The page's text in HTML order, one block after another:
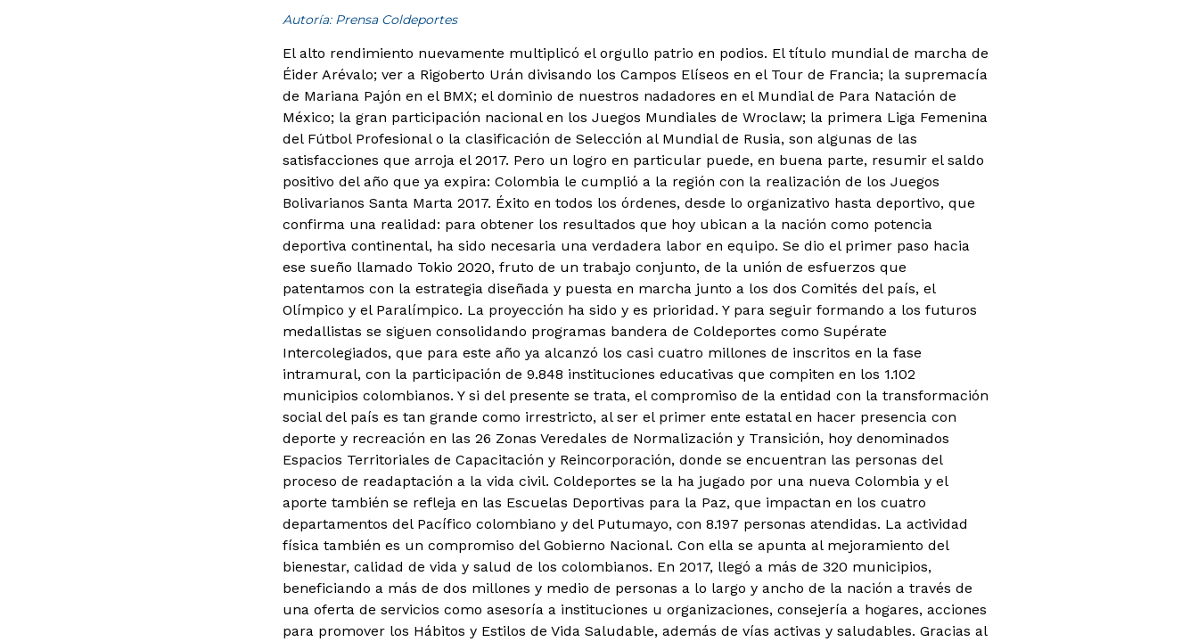
Autoría: Prensa Coldeportes
El alto rendimiento nuevamente multiplicó el orgullo patrio en podios. El título mundial de marcha de
Éider Arévalo; ver a Rigoberto Urán divisando los Campos Elíseos en el Tour de Francia; la supremacía
de Mariana Pajón en el BMX; el dominio de nuestros nadadores en el Mundial de Para Natación de
México; la gran participación nacional en los Juegos Mundiales de Wroclaw; la primera Liga Femenina
del Fútbol Profesional o la clasificación de Selección al Mundial de Rusia, son algunas de las
satisfacciones que arroja el 2017. Pero un logro en particular puede, en buena parte, resumir el saldo
positivo del año que ya expira: Colombia le cumplió a la región con la realización de los Juegos
Bolivarianos Santa Marta 2017. Éxito en todos los órdenes, desde lo organizativo hasta deportivo, que
confirma una realidad: para obtener los resultados que hoy ubican a la nación como potencia
deportiva continental, ha sido necesaria una verdadera labor en equipo. Se dio el primer paso hacia
ese sueño llamado Tokio 2020, fruto de un trabajo conjunto, de la unión de esfuerzos que
patentamos con la estrategia diseñada y puesta en marcha junto a los dos Comités del país, el
Olímpico y el Paralímpico. La proyección ha sido y es prioridad. Y para seguir formando a los futuros
medallistas se siguen consolidando programas bandera de Coldeportes como Supérate
Intercolegiados, que para este año ya alcanzó los casi cuatro millones de inscritos en la fase
intramural, con la participación de 9.848 instituciones educativas que compiten en los 1.102
municipios colombianos. Y si del presente se trata, el compromiso de la entidad con la transformación
social del país es tan grande como irrestricto, al ser el primer ente estatal en hacer presencia con
deporte y recreación en las 26 Zonas Veredales de Normalización y Transición, hoy denominados
Espacios Territoriales de Capacitación y Reincorporación, donde se encuentran las personas del
proceso de readaptación a la vida civil. Coldeportes se la ha jugado por una nueva Colombia y el
aporte también se refleja en las Escuelas Deportivas para la Paz, que impactan en los cuatro
departamentos del Pacífico colombiano y del Putumayo, con 8.197 personas atendidas. La actividad
física también es un compromiso del Gobierno Nacional. Con ella se apunta al mejoramiento del
bienestar, calidad de vida y salud de los colombianos. En 2017, llegó a más de 320 municipios,
beneficiando a más de dos millones y medio de personas a lo largo y ancho de la nación a través de
una oferta de servicios como asesoría a instituciones u organizaciones, consejería a hogares, acciones
para promover los Hábitos y Estilos de Vida Saludable, además de vías activas y saludables. Gracias al